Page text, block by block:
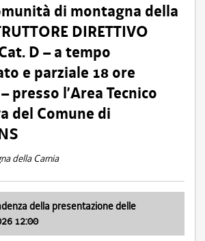
di montagna della
DIRETTIVO
D – a tempo
e parziale 18 ore
presso l’Area Tecnico
del Comune di
della Carnia
della presentazione delle
12:00